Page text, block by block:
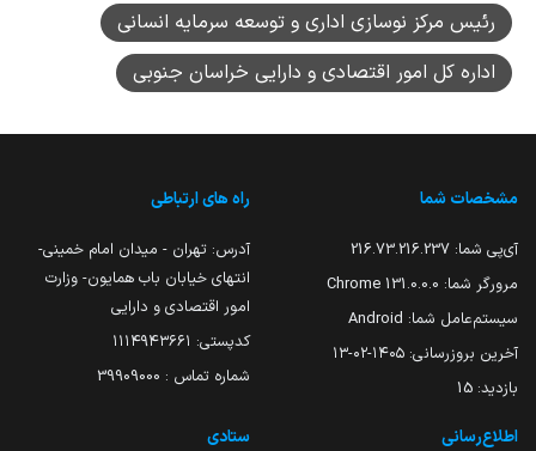
رئیس مرکز نوسازی اداری و توسعه سرمایه انسانی
اداره کل امور اقتصادی و دارایی خراسان جنوبی
مشخصات شما
آی‌پی شما: 216.73.216.237
مرورگر شما: 131.0.0.0 Chrome
سیستم‌عامل شما: Android
آخرین بروزرسانی: ۱۴۰۵-۰۲-۱۳
بازدید: 15
راه های ارتباطی
آدرس: تهران - میدان امام خمینی-
انتهای خیابان باب همایون- وزارت
امور اقتصادی و دارایی
کدپستی: ۱۱۱۴۹۴۳۶۶۱
شماره تماس : 39909000
اطلاع‌رسانی ستادی